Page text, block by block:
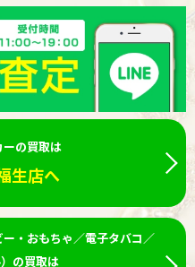
の買取は
生店へ
・おもちゃ／電子タバコ／
の買取は